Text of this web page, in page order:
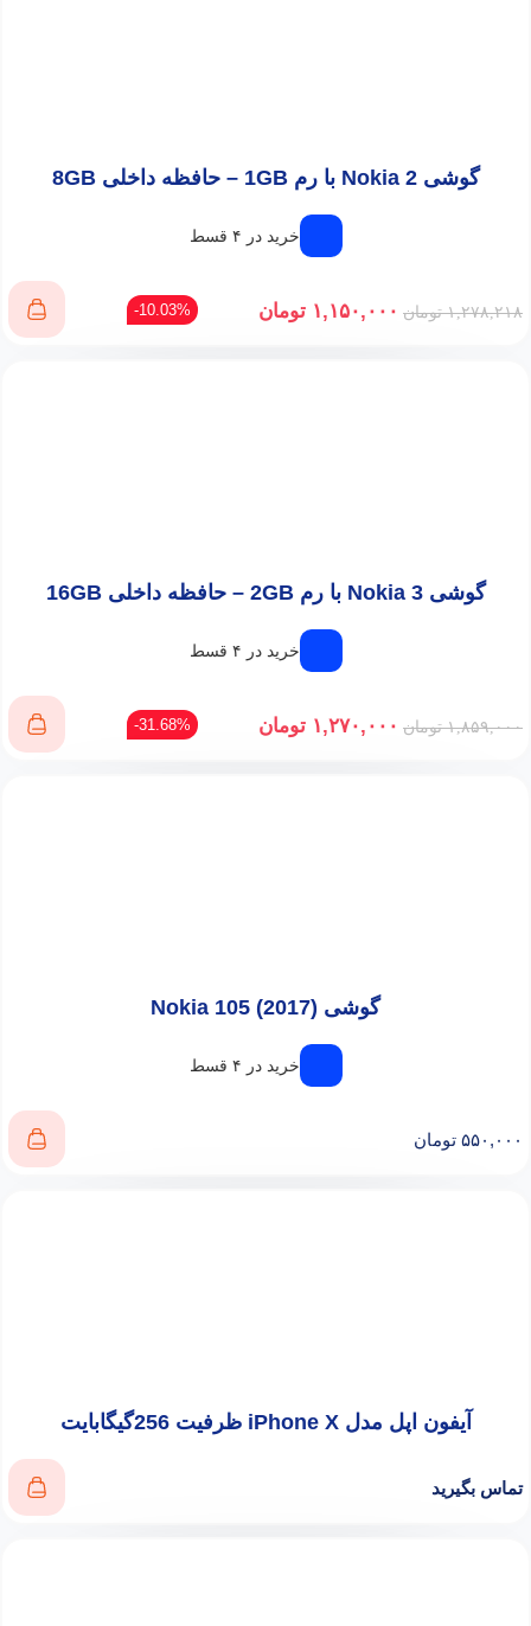
گوشی Nokia 2 با رم 1GB – حافظه داخلی 8GB
خرید در ۴ قسط
۱,۲۷۸,۲۱۸ تومان ۱,۱۵۰,۰۰۰ تومان 10.03%-
گوشی Nokia 3 با رم 2GB – حافظه داخلی 16GB
خرید در ۴ قسط
۱,۸۵۹,۰۰۰ تومان ۱,۲۷۰,۰۰۰ تومان 31.68%-
گوشی (Nokia 105 (2017
خرید در ۴ قسط
۵۵۰,۰۰۰ تومان
آیفون اپل مدل iPhone X ظرفیت 256گیگابایت
تماس بگیرید